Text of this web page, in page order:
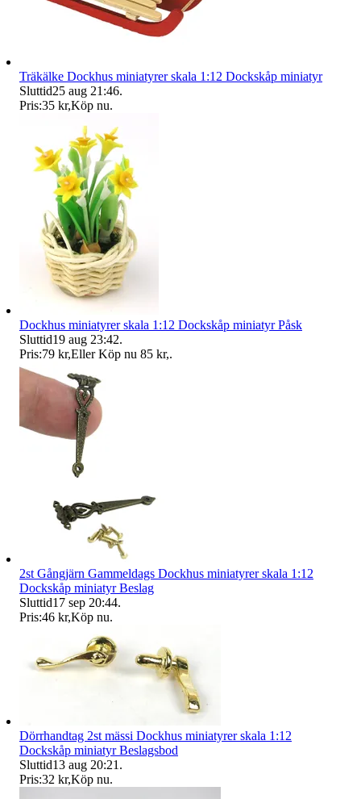
Träkälke Dockhus miniatyrer skala 1:12 Dockskåp miniatyr
Sluttid25 aug 21:46.
Pris:35 kr,Köp nu.
Dockhus miniatyrer skala 1:12 Dockskåp miniatyr Påsk
Sluttid19 aug 23:42.
Pris:79 kr,Eller Köp nu 85 kr,.
2st Gångjärn Gammeldags Dockhus miniatyrer skala 1:12
Dockskåp miniatyr Beslag
Sluttid17 sep 20:44.
Pris:46 kr,Köp nu.
Dörrhandtag 2st mässi Dockhus miniatyrer skala 1:12
Dockskåp miniatyr Beslagsbod
Sluttid13 aug 20:21 .
Pris:32 kr,Köp nu.